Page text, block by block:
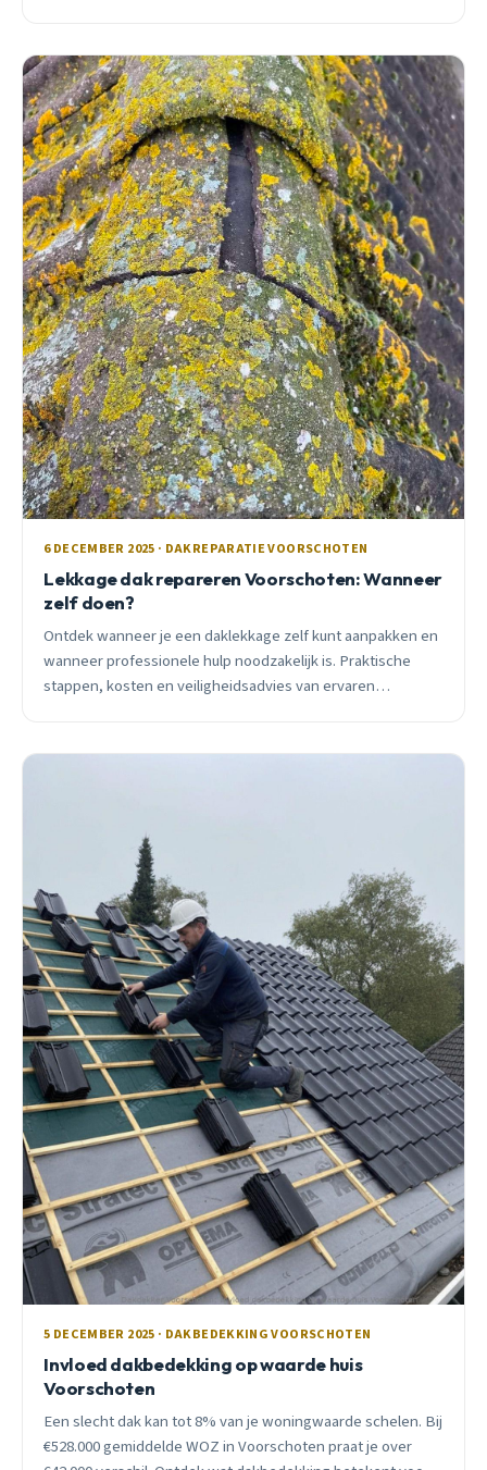
6 DECEMBER 2025 · DAKREPARATIE VOORSCHOTEN
Lekkage dak repareren Voorschoten: Wanneer
zelf doen?
Ontdek wanneer je een daklekkage zelf kunt aanpakken en
wanneer professionele hulp noodzakelijk is. Praktische
stappen, kosten en veiligheidsadvies van ervaren
5 DECEMBER 2025 · DAKBEDEKKING VOORSCHOTEN
Invloed dakbedekking op waarde huis
Voorschoten
Een slecht dak kan tot 8% van je woningwaarde schelen. Bij
€528.000 gemiddelde WOZ in Voorschoten praat je over